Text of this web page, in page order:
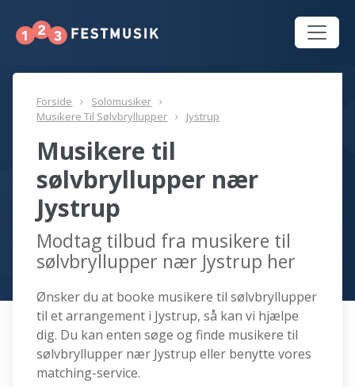
Forside
Solomusiker
Musikere Til Sølvbryllupper
Jystrup
Musikere til
sølvbryllupper nær
Jystrup
Modtag tilbud fra musikere til
sølvbryllupper nær Jystrup her
Ønsker du at booke musikere til sølvbryllupper
til et arrangement i Jystrup, så kan vi hjælpe
dig. Du kan enten søge og finde musikere til
sølvbryllupper nær Jystrup eller benytte vores
matching-service.